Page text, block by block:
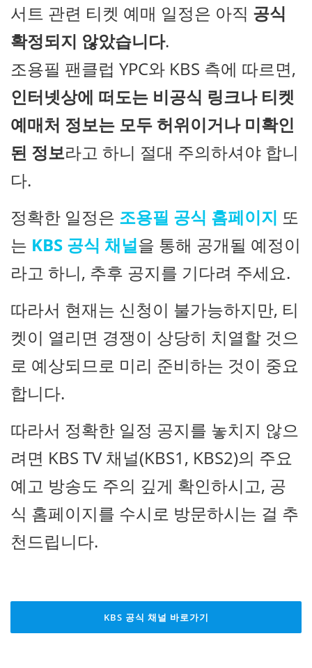
서트 관련 티켓 예매 일정은 아직 공식
확정되지 않았습니다.
조용필 팬클럽 YPC와 KBS 측에 따르면,
인터넷상에 떠도는 비공식 링크나 티켓
예매처 정보는 모두 허위이거나 미확인
된 정보라고 하니 절대 주의하셔야 합니
다.
정확한 일정은 조용필 공식 홈페이지 또
는 KBS 공식 채널을 통해 공개될 예정이
라고 하니, 추후 공지를 기다려 주세요.
따라서 현재는 신청이 불가능하지만, 티
켓이 열리면 경쟁이 상당히 치열할 것으
로 예상되므로 미리 준비하는 것이 중요
합니다.
따라서 정확한 일정 공지를 놓치지 않으
려면 KBS TV 채널(KBS1, KBS2)의 주요
예고 방송도 주의 깊게 확인하시고, 공
식 홈페이지를 수시로 방문하시는 걸 추
천드립니다.
KBS 공식 채널 바로가기